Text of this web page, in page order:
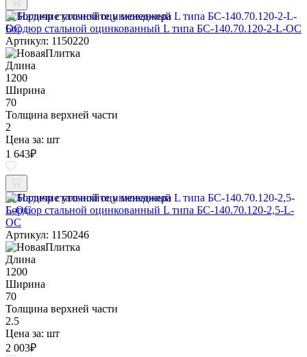
Наличие уточняйте у менеджера
Бордюр стальной оцинкованный L типа БС-140.70.120-2-L-ОС
Артикул: 1150220
Длина
1200
Ширина
70
Толщина верхней части
2
Цена за: шт
1 643₽
Наличие уточняйте у менеджера
Бордюр стальной оцинкованный L типа БС-140.70.120-2,5-L-
ОС
Артикул: 1150246
Длина
1200
Ширина
70
Толщина верхней части
2.5
Цена за: шт
2 003₽